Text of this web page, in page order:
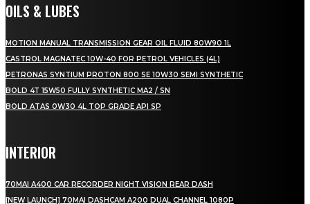
OILS & LUBES
MOTION MANUAL TRANSMISSION GEAR OIL FLUID 80W90 1L
CASTROL MAGNATEC 10W-40 FOR PETROL VEHICLES (4L)
PETRONAS SYNTIUM PROTON 800 SE 10W30 SEMI SYNTHETIC
BOLD 4T 15W50 FULLY SYNTHETIC MA2 / SN
BOLD ATAS 0W30 4L TOP GRADE API SP
INTERIOR
70MAI A400 CAR RECORDER NIGHT VISION REAR DASH
[NEW LAUNCH] 70MAI DASHCAM A200 DUAL CHANNEL 1080P